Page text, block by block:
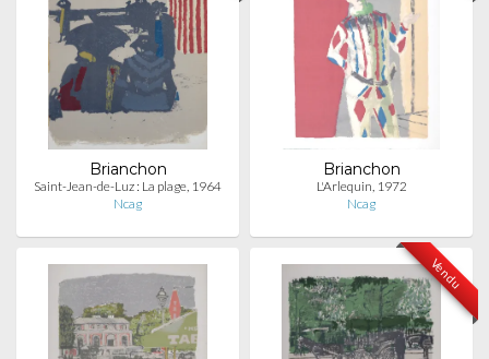
Brianchon
Saint-Jean-de-Luz : La plage, 1964
Ncag
Brianchon
L'Arlequin, 1972
Ncag
Vendu